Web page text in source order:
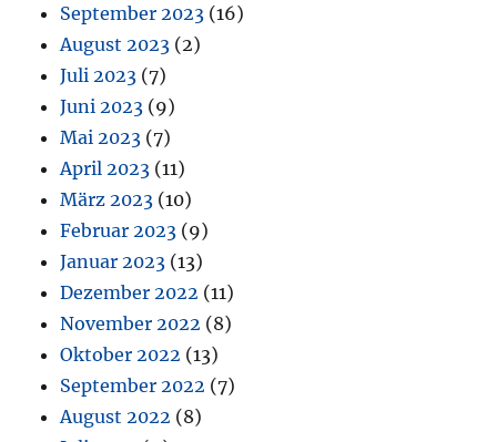
September 2023 (16)
August 2023 (2)
Juli 2023 (7)
Juni 2023 (9)
Mai 2023 (7)
April 2023 (11)
März 2023 (10)
Februar 2023 (9)
Januar 2023 (13)
Dezember 2022 (11)
November 2022 (8)
Oktober 2022 (13)
September 2022 (7)
August 2022 (8)